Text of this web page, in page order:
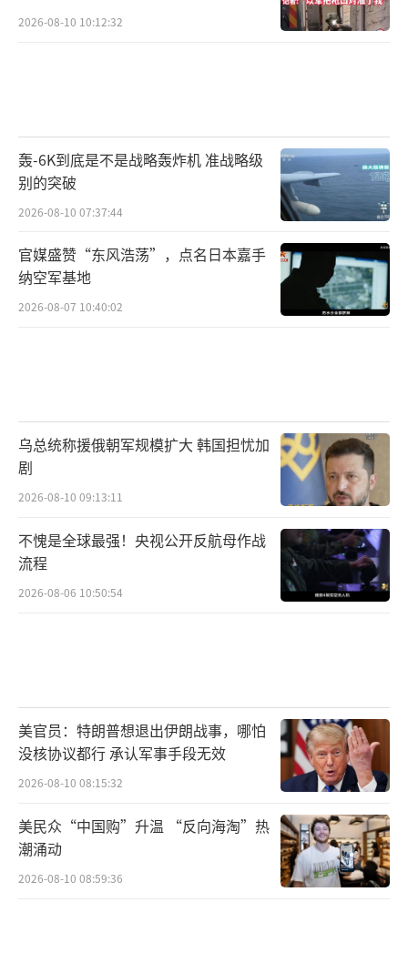
2026-08-10 10:12:32
轰-6K到底是不是战略轰炸机 准战略级
别的突破
2026-08-10 07:37:44
官媒盛赞“东风浩荡”，点名日本嘉手
纳空军基地
2026-08-07 10:40:02
乌总统称援俄朝军规模扩大 韩国担忧加
剧
2026-08-10 09:13:11
不愧是全球最强！央视公开反航母作战
流程
2026-08-06 10:50:54
美官员：特朗普想退出伊朗战事，哪怕
没核协议都行 承认军事手段无效
2026-08-10 08:15:32
美民众“中国购”升温 “反向海淘”热
潮涌动
2026-08-10 08:59:36